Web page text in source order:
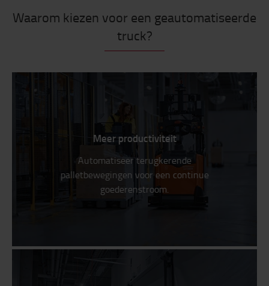
Waarom kiezen voor een geautomatiseerde
truck?
Meer productiviteit
Automatiseer terugkerende
palletbewegingen voor een continue
goederenstroom.